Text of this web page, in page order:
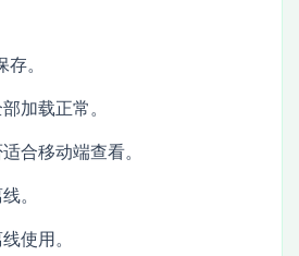
。
加载正常。
合移动端查看。
。
使用。